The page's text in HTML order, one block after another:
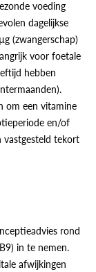
voeding
dagelijkse
(zwangerschap)
voor foetale
hebben
om een vitamine
en/of
vastgesteld tekort
rond
in te nemen.
afwijkingen